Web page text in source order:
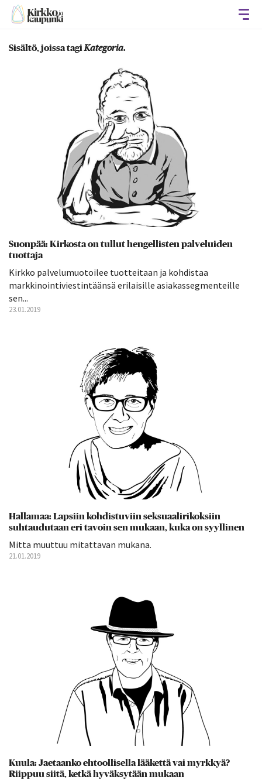
Sisältö, joissa tagiKategoria.
Suonpää: Kirkosta on tullut hengellisten palveluiden
tuottaja
Kirkko palvelumuotoilee tuotteitaan ja kohdistaa
markkinointiviestintäänsä erilaisille asiakassegmenteille
sen...
23.01.2019
Hallamaa: Lapsiin kohdistuviin seksuaalirikoksiin
suhtaudutaan eri tavoin sen mukaan, kuka on syyllinen
Mitta muuttuu mitattavan mukana.
21.01.2019
Kuula: Jaetaanko ehtoollisella lääkettä vai myrkkyä?
Riippuu siitä, ketkä hyväksytään mukaan